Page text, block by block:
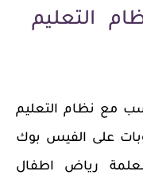
التعليم
مع نظام التعليم
على الفيس بوك
رياض اطفال